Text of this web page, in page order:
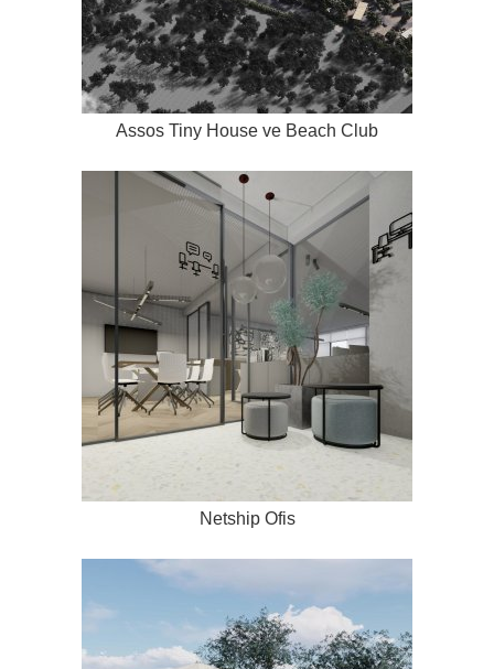
Assos Tiny House ve Beach Club
Netship Ofis